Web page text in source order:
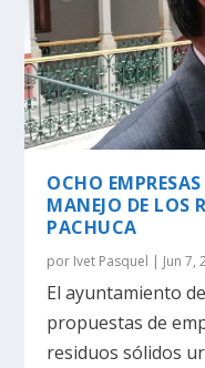
OCHO
MANEJO DE LOS
PACHUCA
por Ivet Pasquel | Jun 7,
El ayuntamiento
propuestas de
residuos sólidos